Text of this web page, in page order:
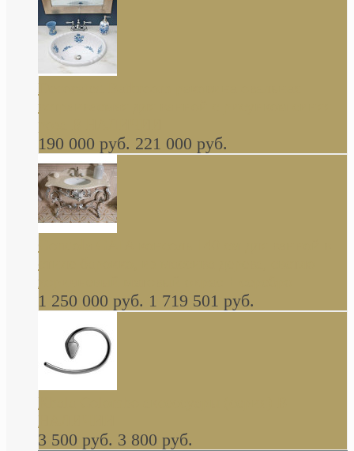
Decorated Bathroom раковина овальная
встраиваемая для ванной с рисунком синяя
роза В НАЛИЧИИ
190 000 руб. 221 000 руб.
стиле барокко, из массива дерева, светло
коричневый матовый окрас + серебро
1 250 000 руб. 1 719 501 руб.
Khala Colombo аксессуары (серия) В
НАЛИЧИИ
3 500 руб. 3 800 руб.